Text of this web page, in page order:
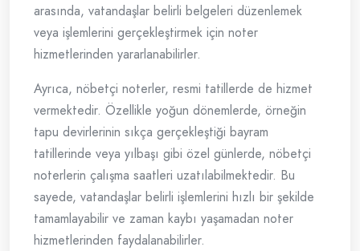
arasında, vatandaşlar belirli belgeleri düzenlemek
veya işlemlerini gerçekleştirmek için noter
hizmetlerinden yararlanabilirler.
Ayrıca, nöbetçi noterler, resmi tatillerde de hizmet
vermektedir. Özellikle yoğun dönemlerde, örneğin
tapu devirlerinin sıkça gerçekleştiği bayram
tatillerinde veya yılbaşı gibi özel günlerde, nöbetçi
noterlerin çalışma saatleri uzatılabilmektedir. Bu
sayede, vatandaşlar belirli işlemlerini hızlı bir şekilde
tamamlayabilir ve zaman kaybı yaşamadan noter
hizmetlerinden faydalanabilirler.